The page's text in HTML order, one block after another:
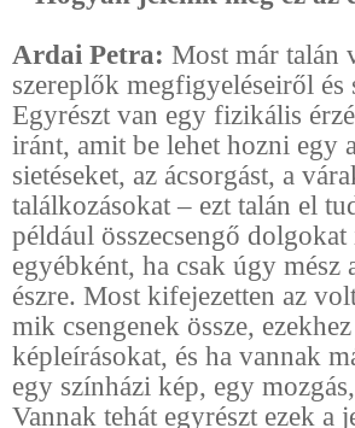
Ardai Petra: Most már talán
szereplők megfigyeléseiről
Egyrészt van egy fizikális
iránt, amit be lehet hozni egy
sietéseket, az ácsorgást, a
találkozásokat – ezt talán el
például összecsengő
egyébként, ha csak úgy mész
észre. Most kifejezetten az
mik csengenek össze,
képleírásokat, és ha vannak
egy színházi kép, egy
Vannak tehát egyrészt ezek a